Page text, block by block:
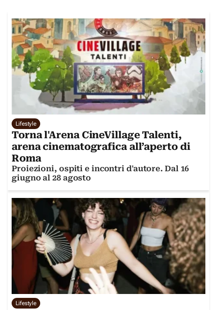
Lifestyle
Torna l'Arena CineVillage Talenti,
arena cinematografica all’aperto di
Roma
Proiezioni, ospiti e incontri d'autore. Dal 16
giugno al 28 agosto
Lifestyle